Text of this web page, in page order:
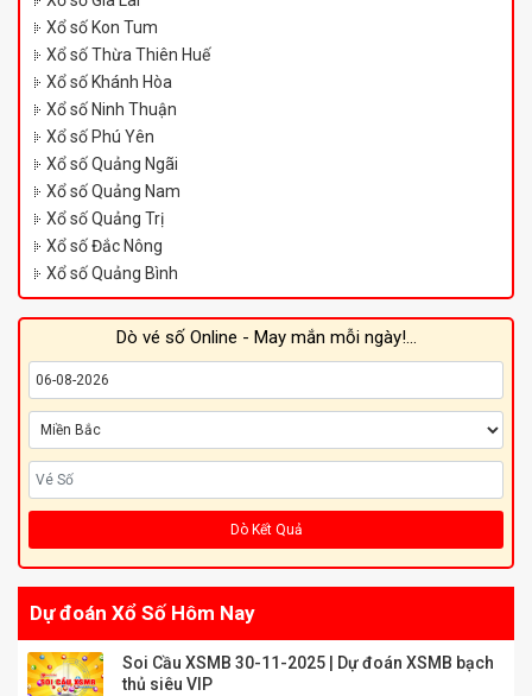
Xổ số Kon Tum
Xổ số Thừa Thiên Huế
Xổ số Khánh Hòa
Xổ số Ninh Thuận
Xổ số Phú Yên
Xổ số Quảng Ngãi
Xổ số Quảng Nam
Xổ số Quảng Trị
Xổ số Đắc Nông
Xổ số Quảng Bình
Dò vé số Online - May mắn mỗi ngày!...
Dò Kết Quả
Dự đoán Xổ Số Hôm Nay
Soi Cầu XSMB 30-11-2025 | Dự đoán XSMB bạch
thủ siêu VIP